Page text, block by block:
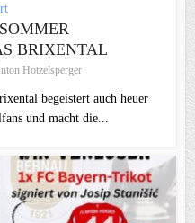
B
BRIXENTAL
Hötzelsperger
begeistert auch heuer
und macht die...